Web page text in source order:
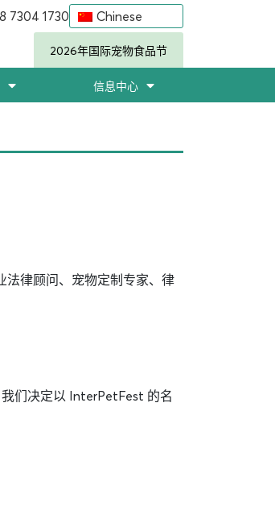
7304 1730 Chinese
2026年国际宠物食品节
信息中心
律顾问、宠物定制专家、律
们决定以 InterPetFest 的名